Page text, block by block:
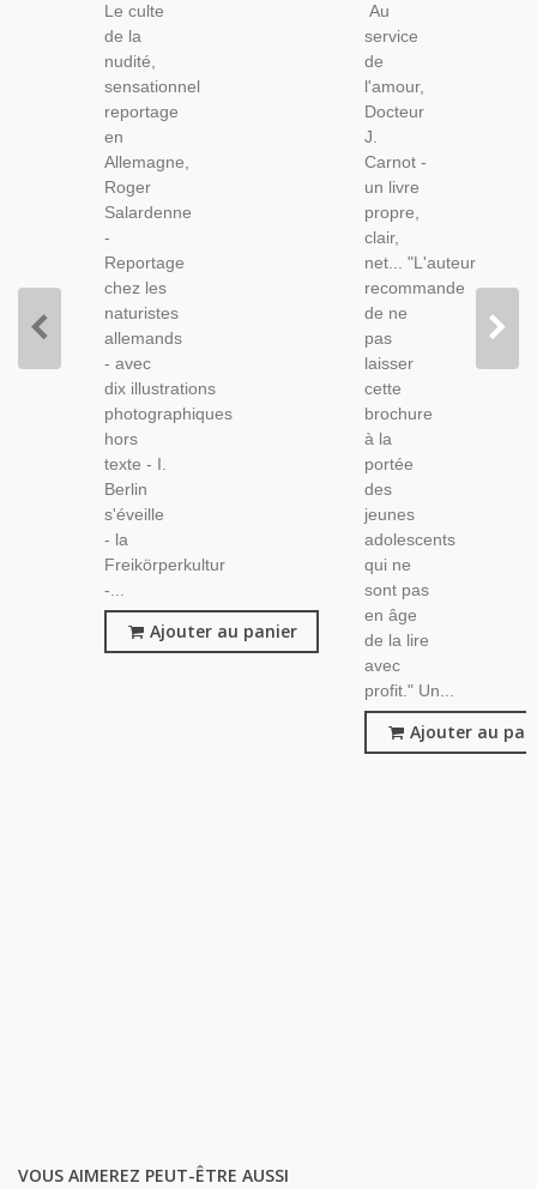
Allemagne,
Roger
Salardenne,
1929 -
Naturisme,
Photographes,
Art,
Nudisme,
Culture
Physique,
Le culte
de la
nudité,
sensationnel
reportage
en
Allemagne,
Roger
Salardenne
-
Reportage
chez les
naturistes
allemands
- avec
dix illustrations
photographiques
hors
texte - I.
Berlin
s'éveille
- la
Freikörperkultur
-...
Ajouter au panier
Pour Les
Jeunes
Gens,
Carnot,
1956 -
Sexualité,
Éducation
Sexuelle,
Jeunes
Filles,
Sociologie,
Au
service
de
l'amour,
Docteur
J.
Carnot -
un livre
propre,
clair,
net... "L'auteur
recommande
de ne
pas
laisser
cette
brochure
à la
portée
des
jeunes
adolescents
qui ne
sont pas
en âge
de la lire
avec
profit." Un...
Ajouter au
VOUS AIMEREZ PEUT-ÊTRE AUSSI